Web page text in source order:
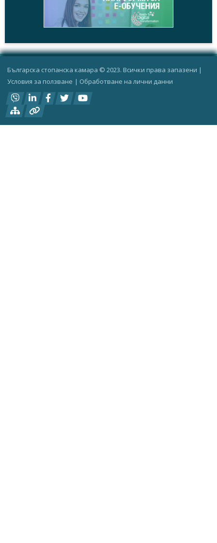
Българска стопанска камара © 2023. Всички права запазени |
Условия за ползване | Oбработване на лични данни